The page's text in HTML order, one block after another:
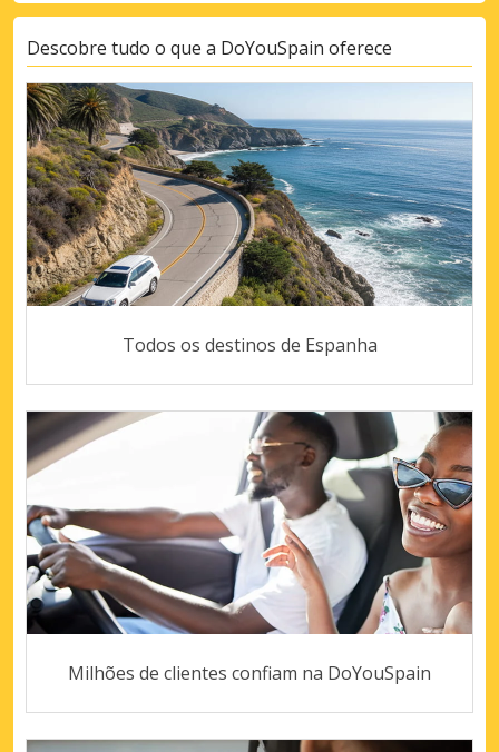
Descobre tudo o que a DoYouSpain oferece
Todos os destinos de Espanha
Milhões de clientes confiam na DoYouSpain